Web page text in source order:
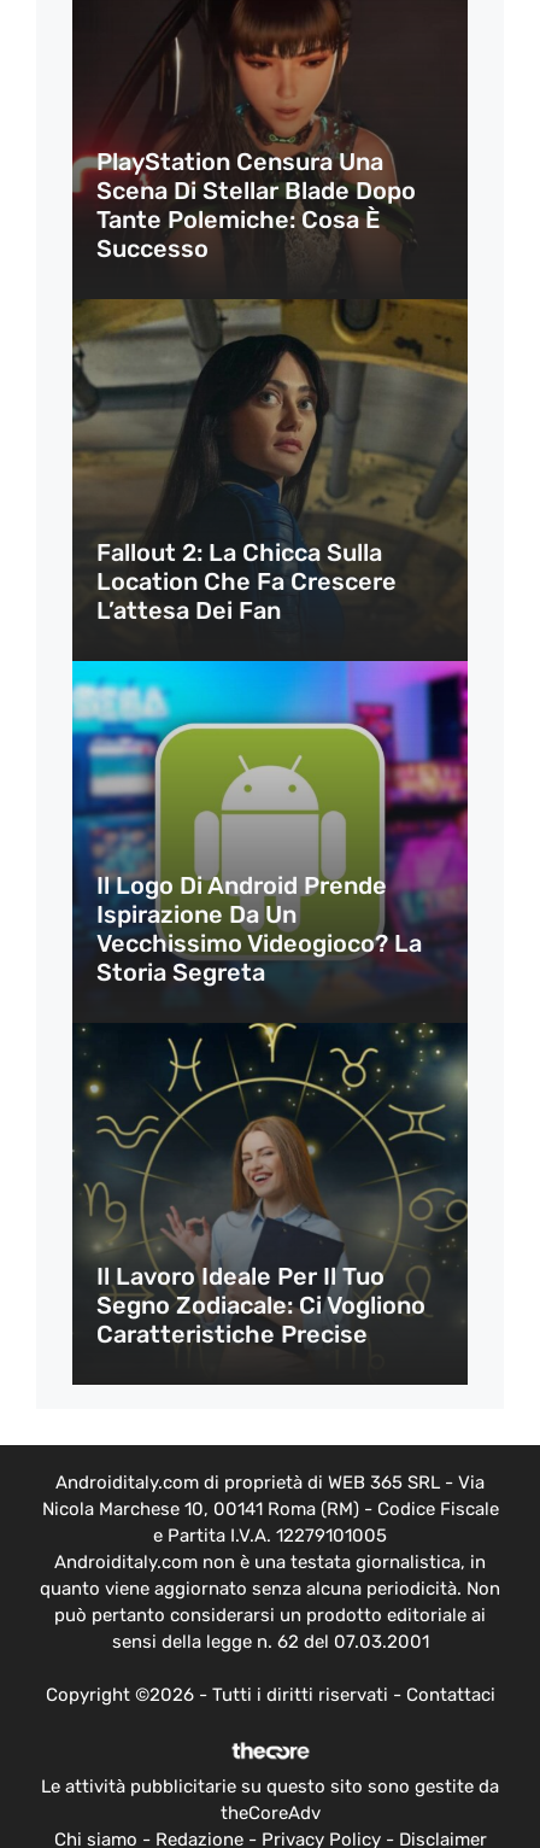
PlayStation Censura Una
Scena Di Stellar Blade Dopo
Tante Polemiche: Cosa È
Successo
Fallout 2: La Chicca Sulla
Location Che Fa Crescere
L’attesa Dei Fan
Il Logo Di Android Prende
Ispirazione Da Un
Vecchissimo Videogioco? La
Storia Segreta
Il Lavoro Ideale Per Il Tuo
Segno Zodiacale: Ci Vogliono
Caratteristiche Precise
Androiditaly.com di proprietà di WEB 365 SRL - Via
Nicola Marchese 10, 00141 Roma (RM) - Codice Fiscale
e Partita I.V.A. 12279101005
Androiditaly.com non è una testata giornalistica, in
quanto viene aggiornato senza alcuna periodicità. Non
può pertanto considerarsi un prodotto editoriale ai
sensi della legge n. 62 del 07.03.2001
Copyright ©2026 - Tutti i diritti riservati - Contattaci
Le attività pubblicitarie su questo sito sono gestite da
theCoreAdv
Chi siamo - Redazione- Privacy Policy- Disclaimer